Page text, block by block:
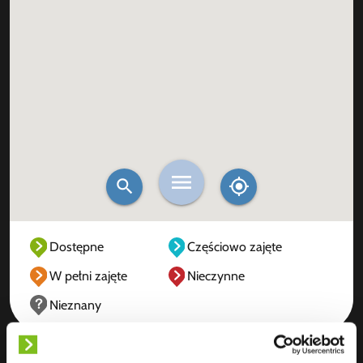
Dostępne
Częściowo zajęte
W pełni zajęte
Nieczynne
Nieznany